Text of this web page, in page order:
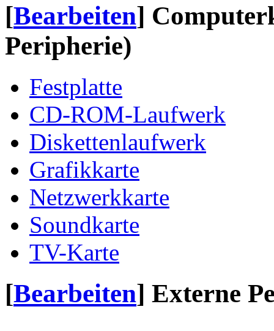
[Bearbeiten]
Peripherie)
Festplatte
CD-ROM-Laufwerk
Diskettenlaufwerk
Grafikkarte
Netzwerkkarte
Soundkarte
TV-Karte
[Bearbeiten] Externe